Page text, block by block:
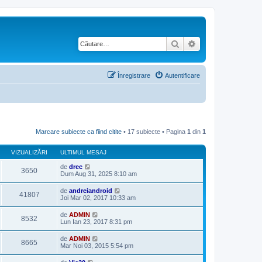
Căutare
Autentificare
Înregistrare
Marcare subiecte ca fiind citite • 17 subiecte • Pagina 1 din 1
VIZUALIZĂRI ULTIMUL MESAJ
3650 de drec
Dum Aug 31, 2025 8:10 am
41807 de andreiandroid
Joi Mar 02, 2017 10:33 am
8532 de ADMIN
Lun Ian 23, 2017 8:31 pm
8665 de ADMIN
Mar Noi 03, 2015 5:54 pm